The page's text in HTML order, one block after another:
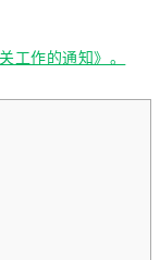
工作的通知》。